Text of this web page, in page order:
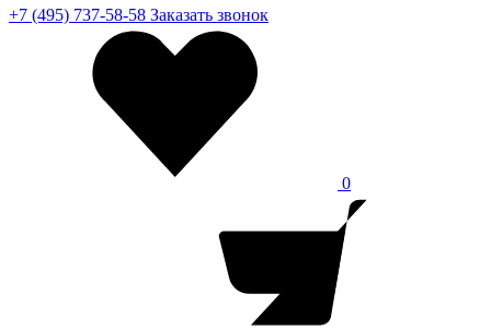
+7 (495) 737-58-58 Заказать звонок
0